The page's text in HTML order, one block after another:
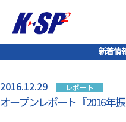
新着情
2016.12.29 レポート
オープンレポート『2016年